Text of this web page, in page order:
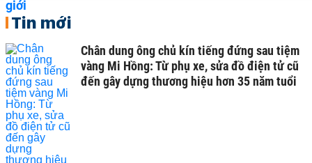
Tin mới
Chân dung ông chủ kín tiếng đứng sau tiệm
vàng Mi Hồng: Từ phụ xe, sửa đồ điện tử cũ
đến gây dựng thương hiệu hơn 35 năm tuổi